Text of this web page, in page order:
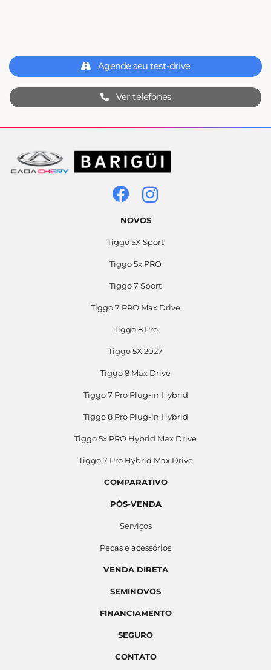
Ver telefones
Agende seu test-drive
NOVOS
Tiggo 5X Sport
Tiggo 5x PRO
Tiggo 7 Sport
Tiggo 7 PRO Max Drive
Tiggo 8 Pro
Tiggo 5X 2027
Tiggo 8 Max Drive
Tiggo 7 Pro Plug-in Hybrid
Tiggo 8 Pro Plug-in Hybrid
Tiggo 5x PRO Hybrid Max Drive
Tiggo 7 Pro Hybrid Max Drive
COMPARATIVO
PÓS-VENDA
Serviços
Peças e acessórios
VENDA DIRETA
SEMINOVOS
FINANCIAMENTO
SEGURO
CONTATO